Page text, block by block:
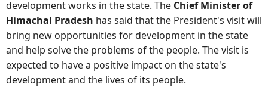
development works in the state. The Chief Minister of
Himachal Pradesh has said that the President's visit will
bring new opportunities for development in the state
and help solve the problems of the people. The visit is
expected to have a positive impact on the state's
development and the lives of its people.